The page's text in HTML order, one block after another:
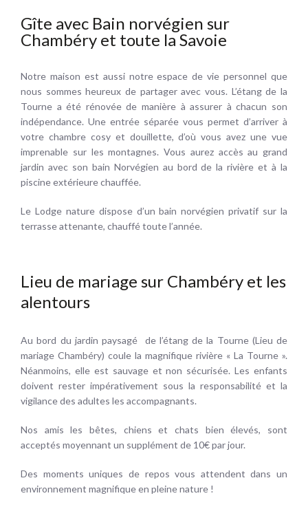
Gîte avec Bain norvégien sur
Chambéry et toute la Savoie
Notre maison est aussi notre espace de vie personnel que
nous sommes heureux de partager avec vous. L’étang de la
Tourne a été rénovée de manière à assurer à chacun son
indépendance. Une entrée séparée vous permet d’arriver à
votre chambre cosy et douillette, d’où vous avez une vue
imprenable sur les montagnes. Vous aurez accès au grand
jardin avec son bain Norvégien au bord de la rivière et à la
piscine extérieure chauffée.
Le Lodge nature dispose d’un bain norvégien privatif sur la
terrasse attenante, chauffé toute l’année.
Lieu de mariage sur Chambéry et les
alentours
Au bord du jardin paysagé de l’étang de la Tourne (Lieu de
mariage Chambéry) coule la magnifique rivière « La Tourne ».
Néanmoins, elle est sauvage et non sécurisée. Les enfants
doivent rester impérativement sous la responsabilité et la
vigilance des adultes les accompagnants.
Nos amis les bêtes, chiens et chats bien élevés, sont
acceptés moyennant un supplément de 10€ par jour.
Des moments uniques de repos vous attendent dans un
environnement magnifique en pleine nature !